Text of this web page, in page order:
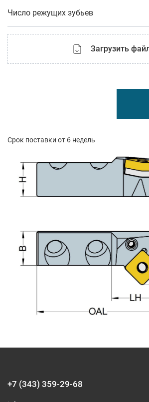
Срок поставки от 6 недель
Число режущих зубьев
Загрузить
+7 (343) 359-29-68